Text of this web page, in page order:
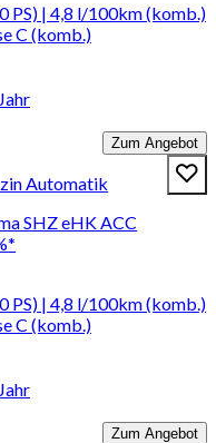
PS) | 4,8 l/100km (komb.)
C (komb.)
Zum Angebot
Automatik
SHZ eHK ACC
PS) | 4,8 l/100km (komb.)
C (komb.)
Zum Angebot